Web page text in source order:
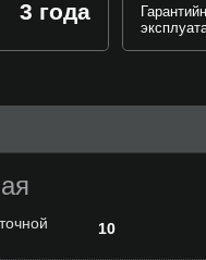
3 года
10